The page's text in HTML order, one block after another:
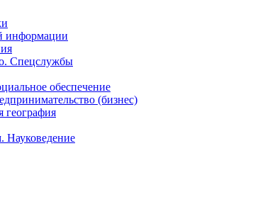
информации
Спецслужбы
обеспечение
(бизнес)
география
Науковедение